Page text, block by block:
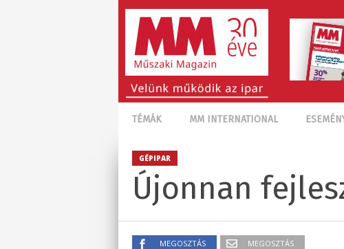
TÉMÁK MM INTERNATIONAL
GÉPIPAR
Újonnan
MEGOSZTÁS MEGOSZTÁS